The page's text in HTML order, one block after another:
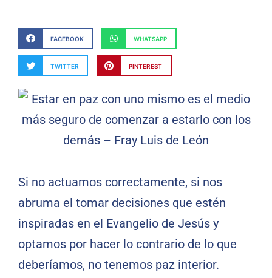
FACEBOOK WHATSAPP
TWITTER PINTEREST
Si no actuamos correctamente, si nos
abruma el tomar decisiones que estén
inspiradas en el Evangelio de Jesús y
optamos por hacer lo contrario de lo que
deberíamos, no tenemos paz interior.